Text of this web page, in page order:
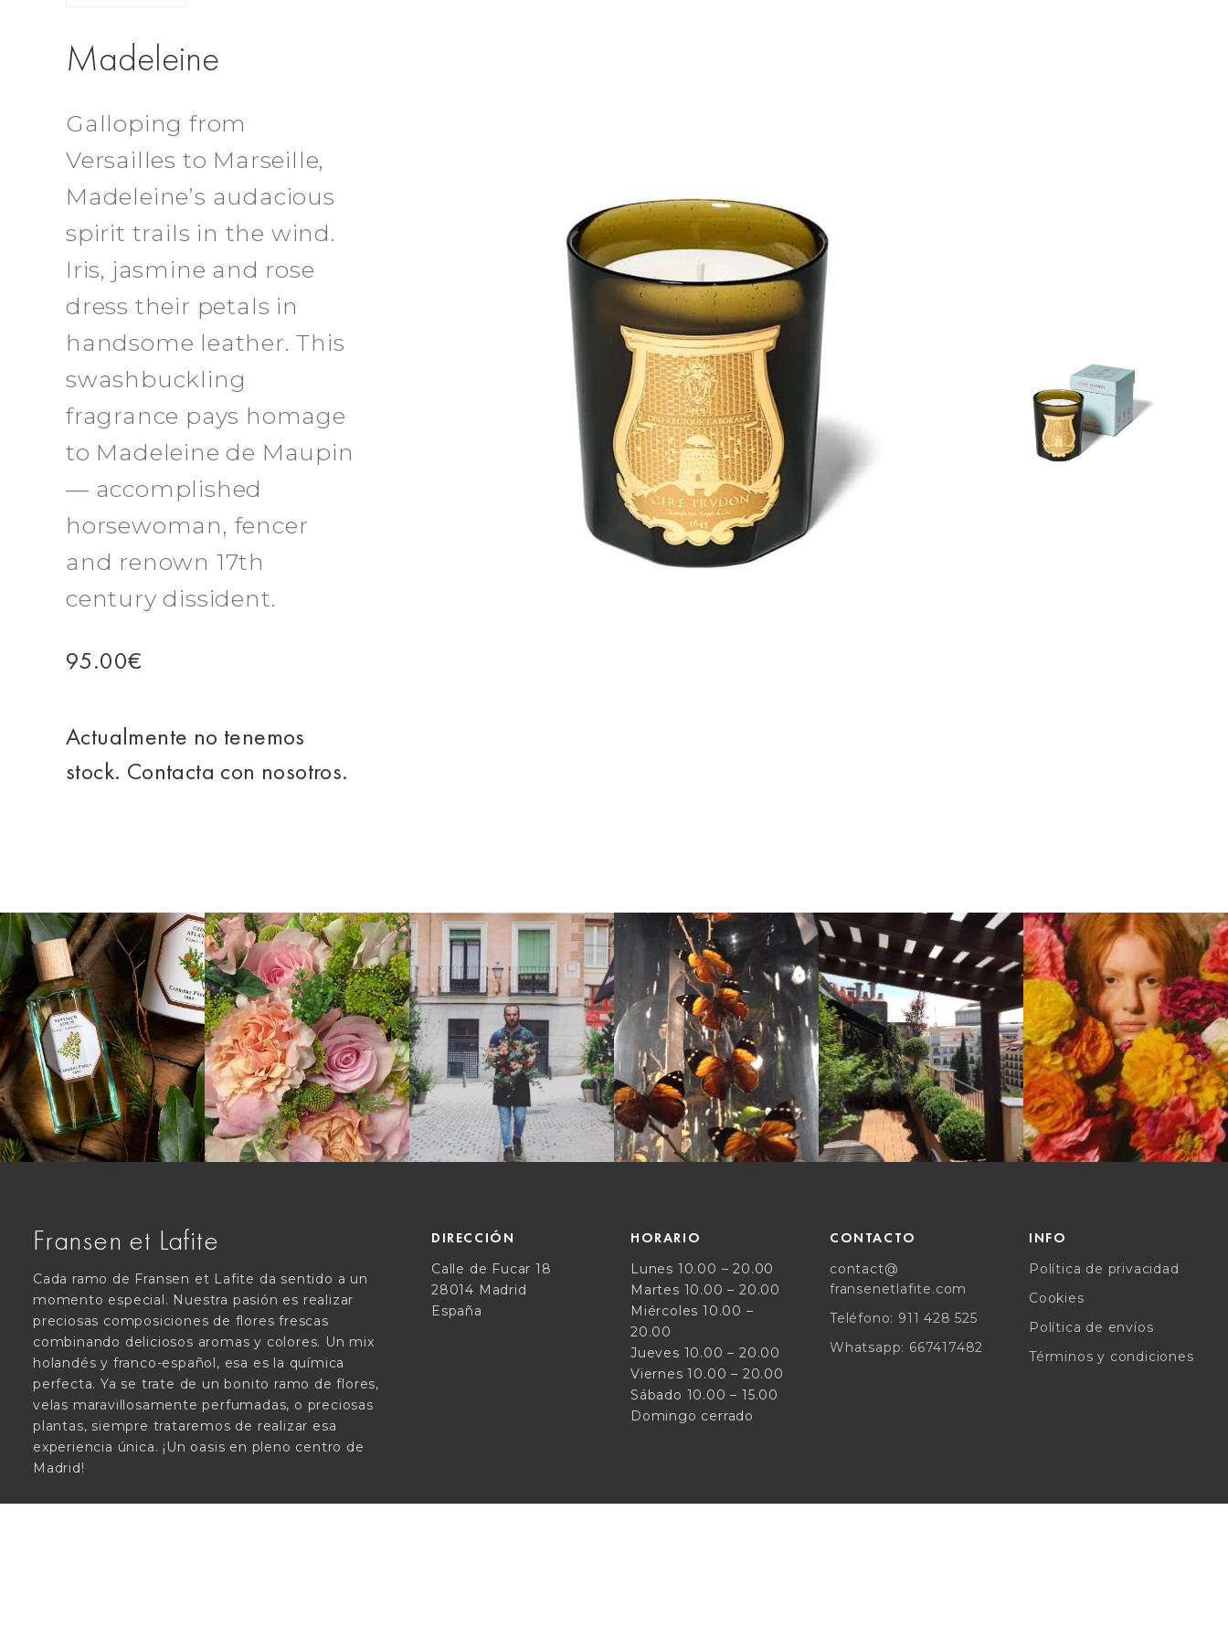
Madeleine
Galloping from
Versailles to Marseille,
Madeleine’s audacious
spirit trails in the wind.
Iris, jasmine and rose
dress their petals in
handsome leather. This
swashbuckling
fragrance pays homage
to Madeleine de Maupin
— accomplished
horsewoman, fencer
and renown 17th
century dissident.
95.00€
Actualmente no tenemos
stock. Contacta con nosotros.
Fransen et Lafite
Cada ramo de Fransen et Lafite da sentido a un
momento especial. Nuestra pasión es realizar
preciosas composiciones de flores frescas
combinando deliciosos aromas y colores. Un mix
holandés y franco-español, esa es la química
perfecta. Ya se trate de un bonito ramo de flores,
velas maravillosamente perfumadas, o preciosas
plantas, siempre trataremos de realizar esa
experiencia única. ¡Un oasis en pleno centro de
Madrid!
DIRECCIÓN
Calle de Fucar 18
28014 Madrid
España
HORARIO
Lunes 10.00 – 20.00
Martes 10.00 – 20.00
Miércoles 10.00 –
20.00
Jueves 10.00 – 20.00
Viernes 10.00 – 20.00
Sábado 10.00 – 15.00
Domingo cerrado
CONTACTO
contact@
fransenetlafite.com
Teléfono: 911 428 525
Whatsapp: 667417482
INFO
Política de privacidad
Cookies
Política de envíos
Términos y condiciones